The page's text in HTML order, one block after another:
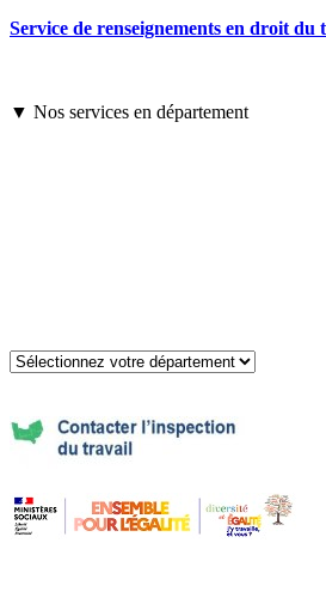
Service de renseignements en droit du
▼ Nos services en département